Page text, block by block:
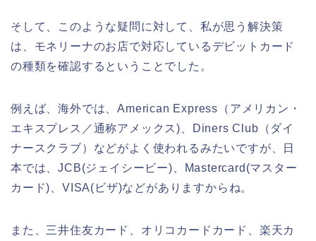
そして、このような疑問に対して、私が思う解決策
は、モネリーナのお店で対応しているデビットカード
の種類を確認するということでした。
例えば、海外では、American Express（アメリカン・
エキスプレス／通称アメックス)、Diners Club（ダイ
ナースクラブ）などがよく使われるみたいですが、日
本では、JCB(ジェイシービー)、Mastercard(マスター
カード)、VISA(ビザ)などがありますからね。
また、三井住友カード、オリコカードカード、楽天カ